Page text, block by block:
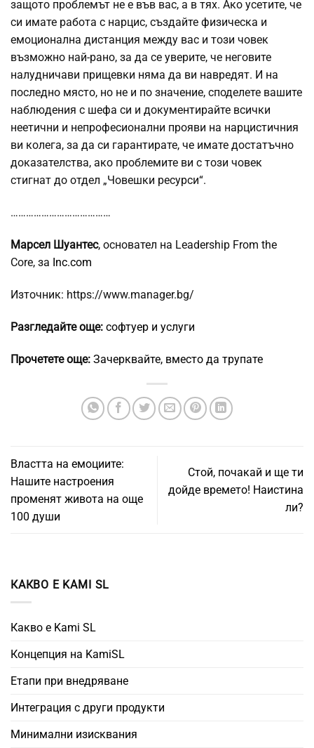
защото проблемът не е във вас, а в тях. Ако усетите, че
си имате работа с нарцис, създайте физическа и
емоционална дистанция между вас и този човек
възможно най-рано, за да се уверите, че неговите
налудничави прищевки няма да ви навредят. И на
последно място, но не и по значение, споделете вашите
наблюдения с шефа си и документирайте всички
неетични и непрофесионални прояви на нарцистичния
ви колега, за да си гарантирате, че имате достатъчно
доказателства, ако проблемите ви с този човек
стигнат до отдел „Човешки ресурси“.
…………………………………
Марсел Шуантес, основател на Leadership From the
Core, за Inc.com
Източник: https://www.manager.bg/
Разгледайте още: софтуер и услуги
Прочетете още: Зачерквайте, вместо да трупате
Властта на емоциите:
Нашите настроения
променят живота на още
100 души
Стой, почакай и ще ти
дойде времето! Наистина
ли?
КАКВО Е KAMI SL
Какво е Kami SL
Концепция на KamiSL
Етапи при внедряване
Интеграция с други продукти
Минимални изисквания